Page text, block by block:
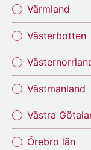
Värmland
Västerbotten
Västmanland
Västra
Örebro län